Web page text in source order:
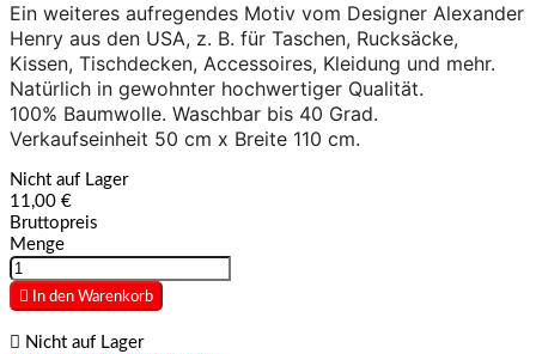
Ein weiteres aufregendes Motiv vom Designer Alexander
Henry aus den USA, z. B. für Taschen, Rucksäcke,
Kissen, Tischdecken, Accessoires, Kleidung und mehr.
Natürlich in gewohnter hochwertiger Qualität.
100% Baumwolle. Waschbar bis 40 Grad.
Verkaufseinheit 50 cm x Breite 110 cm.
Nicht auf Lager
11,00 €
Bruttopreis
Menge
 In den Warenkorb
 Nicht auf Lager